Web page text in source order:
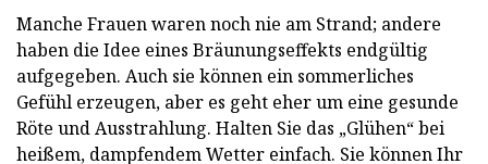
Manche Frauen waren noch nie am Strand; andere
haben die Idee eines Bräunungseffekts endgültig
aufgegeben. Auch sie können ein sommerliches
Gefühl erzeugen, aber es geht eher um eine gesunde
Röte und Ausstrahlung. Halten Sie das „Glühen“ bei
heißem, dampfendem Wetter einfach. Sie können Ihr